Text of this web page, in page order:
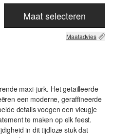
Maat selecteren
Maatadvies
maxi-jurk. Het getailleerde
een moderne, geraffineerde
details voegen een vleugje
te maken op elk feest.
in dit tijdloze stuk dat